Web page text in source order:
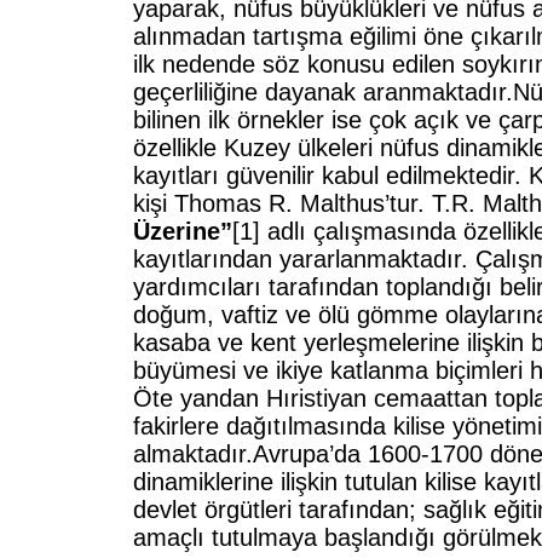
yaparak, nüfus büyüklükleri ve nüfus
alınmadan tartışma eğilimi öne
ilk nedende söz konusu edilen
geçerliliğine dayanak
bilinen ilk örnekler ise çok açık ve
özellikle Kuzey ülkeleri nüfus
kayıtları güvenilir kabul edilmektedir.
kişi Thomas R. Malthus’tur. T.R.
Üzerine”[1] adlı çalışmasında
kayıtlarından yararlanmaktadır.
yardımcıları tarafından toplandığı
doğum, vaftiz ve ölü gömme
kasaba ve kent yerleşmelerine ilişkin
büyümesi ve ikiye katlanma biçimleri
Öte yandan Hıristiyan cemaattan
fakirlere dağıtılmasında kilise
almaktadır.Avrupa’da 1600-1700
dinamiklerine ilişkin tutulan kilise
devlet örgütleri tarafından; sağlık
amaçlı tutulmaya başlandığı